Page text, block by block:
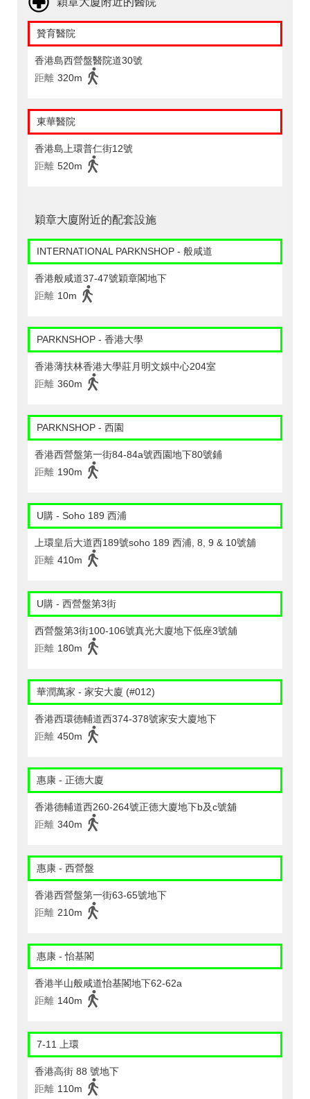
贊育醫院
香港島西營盤醫院道30號
距離 320m
東華醫院
香港島上環普仁街12號
距離 520m
穎章大廈附近的配套設施
INTERNATIONAL PARKNSHOP - 般咸道
香港般咸道37-47號穎章閣地下
距離 10m
PARKNSHOP - 香港大學
香港薄扶林香港大學莊月明文娛中心204室
距離 360m
PARKNSHOP - 西園
香港西營盤第一街84-84a號西園地下80號鋪
距離 190m
U購 - Soho 189 西浦
上環皇后大道西189號soho 189 西浦, 8, 9 & 10號舖
距離 410m
U購 - 西營盤第3街
西營盤第3街100-106號真光大廈地下低座3號舖
距離 180m
華潤萬家 - 家安大廈 (#012)
香港西環德輔道西374-378號家安大廈地下
距離 450m
惠康 - 正德大廈
香港德輔道西260-264號正德大廈地下b及c號舖
距離 340m
惠康 - 西營盤
香港西營盤第一街63-65號地下
距離 210m
惠康 - 怡基閣
香港半山般咸道怡基閣地下62-62a
距離 140m
7-11 上環
香港高街 88 號地下
距離 110m